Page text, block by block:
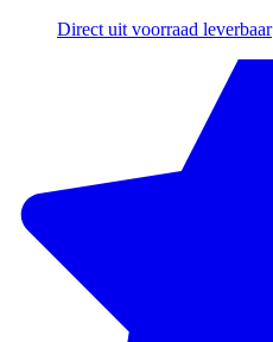
Direct uit voorraad leverbaar